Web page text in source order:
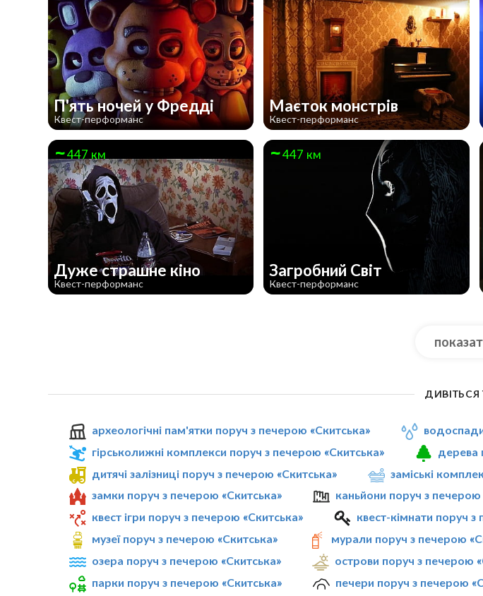
П'ять ночей у Фредді
Квест-перформанс
Маєток монстрів
Квест-перформанс
447 км
Дуже страшне кiно
Квест-перформанс
447 км
Загробний Світ
Квест-перформанс
археологічні пам'ятки поруч з печерою «Скитська»
гірськолижні комплекси поруч з печерою «Скитська»
дерева
дитячі залізниці поруч з печерою «Скитська»
заміські
замки поруч з печерою «Скитська»
каньйони поруч з печерою
квест ігри поруч з печерою «Скитська»
квест-кімнати поруч
музеї поруч з печерою «Скитська»
мурали поруч з печерою
озера поруч з печерою «Скитська»
острови поруч з печерою
парки поруч з печерою «Скитська»
печери поруч з печерою